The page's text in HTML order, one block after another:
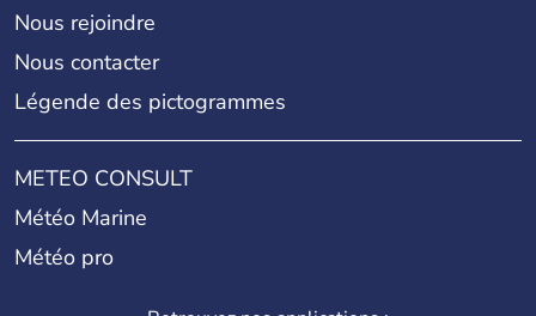
Nous rejoindre
Nous contacter
Légende des pictogrammes
METEO CONSULT
Météo Marine
Météo pro